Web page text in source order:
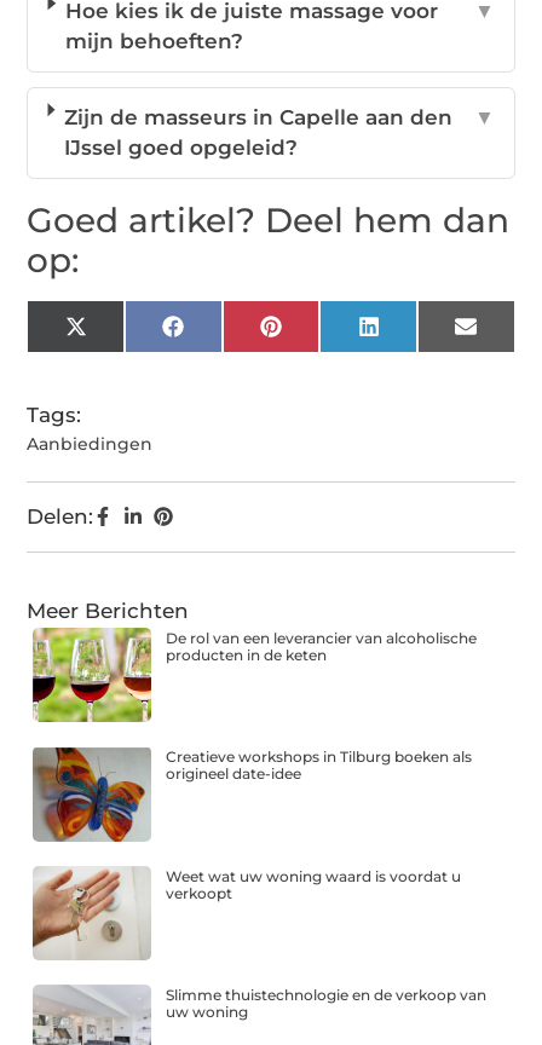
Hoe kies ik de juiste massage voor
mijn behoeften?
▼
Zijn de masseurs in Capelle aan den
IJssel goed opgeleid?
▼
Goed artikel? Deel hem dan
op:
X
(Twitter)
FacebookPinterestLinkedIn Email
Tags:
Aanbiedingen
Delen:
Meer Berichten
De rol van een leverancier van alcoholische
producten in de keten
Creatieve workshops in Tilburg boeken als
origineel date-idee
Weet wat uw woning waard is voordat u
verkoopt
Slimme thuistechnologie en de verkoop van
uw woning